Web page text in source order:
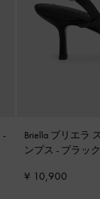
-
Briella ブリエラ
ンプス - ブラッ
¥ 10,900